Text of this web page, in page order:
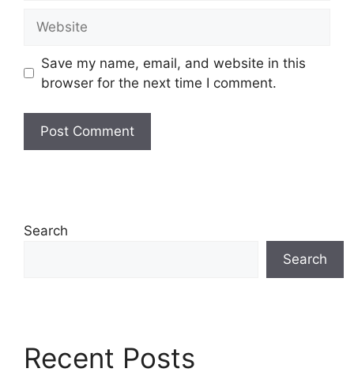
Save my name, email, and website in this
browser for the next time I comment.
Search
Search
Recent Posts